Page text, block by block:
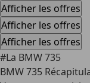
Afficher les offres
Afficher les offres
Afficher les offres
#La BMW 735
BMW 735